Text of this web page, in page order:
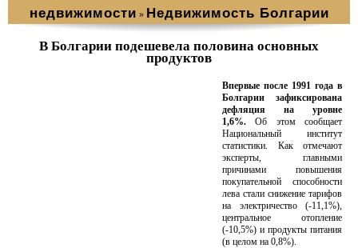
недвижимости » Недвижимость Болгарии
В Болгарии подешевела половина основных
продуктов
Впервые после 1991 года в
Болгарии зафиксирована
дефляция на уровне
1,6%.Об этом сообщает
Национальный институт
статистики. Как отмечают
эксперты, главными
причинами повышения
покупательной способности
лева стали снижение тарифов
на электричество (-11,1%),
центральное отопление
(-10,5%) и продукты питания
(в целом на 0,8%).